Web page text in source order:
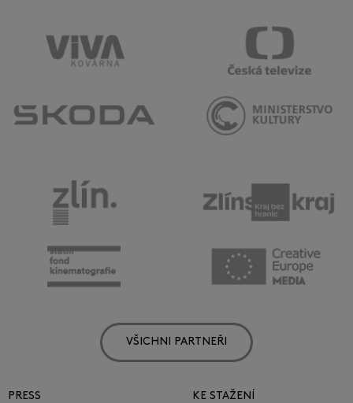
VŠICHNI PARTNEŘI
PRESS KE STAŽENÍ